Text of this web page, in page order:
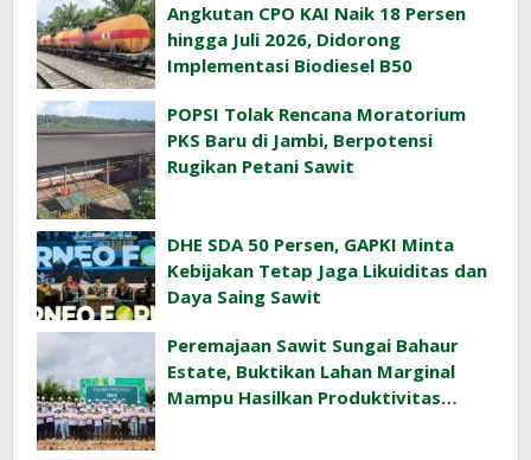
Angkutan CPO KAI Naik 18 Persen
hingga Juli 2026, Didorong
Implementasi Biodiesel B50
POPSI Tolak Rencana Moratorium
PKS Baru di Jambi, Berpotensi
Rugikan Petani Sawit
DHE SDA 50 Persen, GAPKI Minta
Kebijakan Tetap Jaga Likuiditas dan
Daya Saing Sawit
Peremajaan Sawit Sungai Bahaur
Estate, Buktikan Lahan Marginal
Mampu Hasilkan Produktivitas